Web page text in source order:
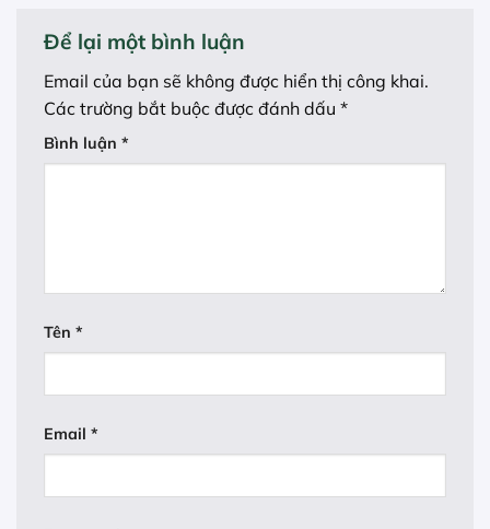
Để lại một bình luận
Email của bạn sẽ không được hiển thị công khai.
Các trường bắt buộc được đánh dấu *
Bình luận *
Tên *
Email *